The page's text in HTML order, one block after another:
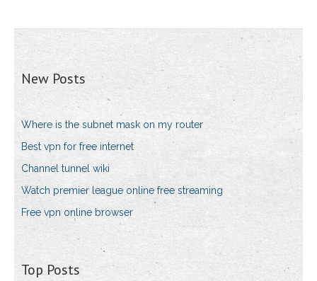
New Posts
Where is the subnet mask on my router
Best vpn for free internet
Channel tunnel wiki
Watch premier league online free streaming
Free vpn online browser
Top Posts